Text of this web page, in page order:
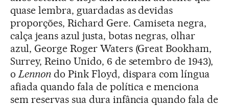
quase lembra, guardadas as devidas
proporções, Richard Gere. Camiseta negra,
calça jeans azul justa, botas negras, olhar
azul, George Roger Waters (Great Bookham,
Surrey, Reino Unido, 6 de setembro de 1943),
oLennondo Pink Floyd, dispara com língua
afiada quando fala de política e menciona
sem reservas sua dura infância quando fala de